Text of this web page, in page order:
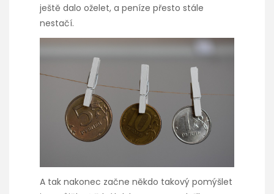
ještě dalo oželet, a peníze přesto stále
nestačí.
A tak nakonec začne někdo takový pomýšlet